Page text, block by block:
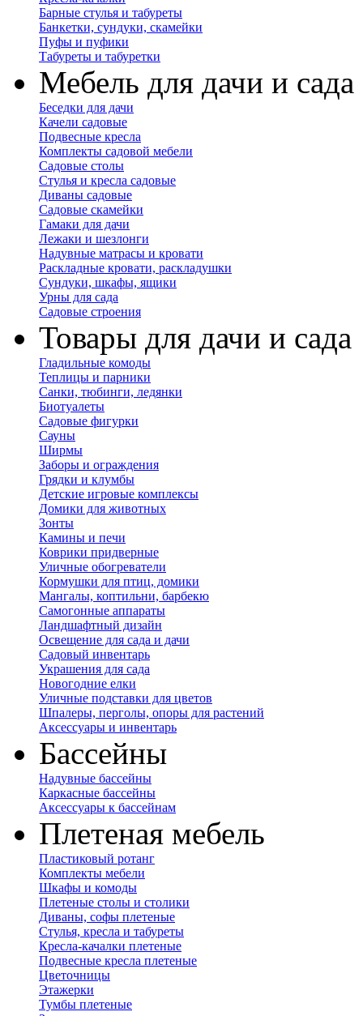
Барные стулья и табуреты
Банкетки, сундуки, скамейки
Пуфы и пуфики
Табуреты и табуретки
Мебель для дачи и сада
Беседки для дачи
Качели садовые
Подвесные кресла
Комплекты садовой мебели
Садовые столы
Стулья и кресла садовые
Диваны садовые
Садовые скамейки
Гамаки для дачи
Лежаки и шезлонги
Надувные матрасы и кровати
Раскладные кровати, раскладушки
Сундуки, шкафы, ящики
Урны для сада
Садовые строения
Товары для дачи и сада
Гладильные комоды
Теплицы и парники
Санки, тюбинги, ледянки
Биотуалеты
Садовые фигурки
Сауны
Ширмы
Заборы и ограждения
Грядки и клумбы
Детские игровые комплексы
Домики для животных
Зонты
Камины и печи
Коврики придверные
Уличные обогреватели
Кормушки для птиц, домики
Мангалы, коптильни, барбекю
Самогонные аппараты
Ландшафтный дизайн
Освещение для сада и дачи
Садовый инвентарь
Украшения для сада
Новогодние елки
Уличные подставки для цветов
Шпалеры, перголы, опоры для растений
Аксессуары и инвентарь
Бассейны
Надувные бассейны
Каркасные бассейны
Аксессуары к бассейнам
Плетеная мебель
Пластиковый ротанг
Комплекты мебели
Шкафы и комоды
Плетеные столы и столики
Диваны, софы плетеные
Стулья, кресла и табуреты
Кресла-качалки плетеные
Подвесные кресла плетеные
Цветочницы
Этажерки
Тумбы плетеные